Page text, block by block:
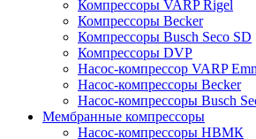
Компрессоры VARP Rigel
Компрессоры Becker
Компрессоры Busch Seco SD
Компрессоры DVP
Насос-компрессор VARP
Насос-компрессоры Becker
Насос-компрессоры Busch
Мембранные компрессоры
Насос-компрессоры НВМК